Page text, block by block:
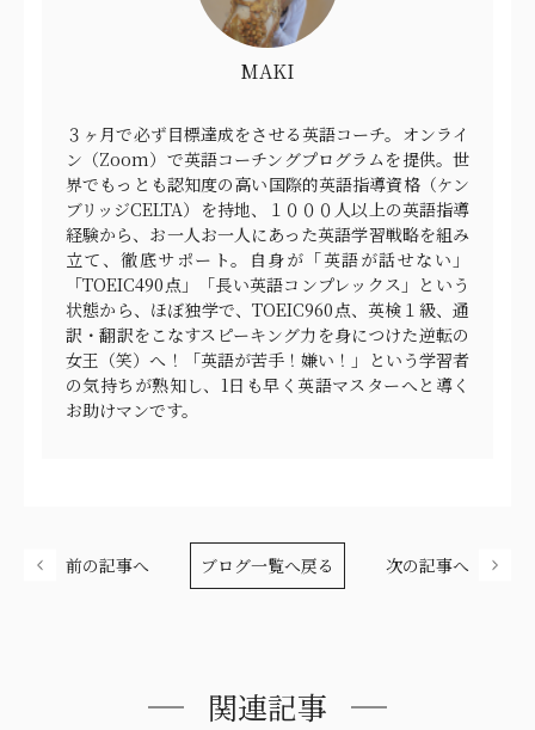
MAKI
３ヶ月で必ず目標達成をさせる英語コーチ。オンライ
ン（Zoom）で英語コーチングプログラムを提供。世
界でもっとも認知度の高い国際的英語指導資格（ケン
ブリッジCELTA）を持地、１０００人以上の英語指導
経験から、お一人お一人にあった英語学習戦略を組み
立て、徹底サポート。自身が「英語が話せない」
「TOEIC490点」「長い英語コンプレックス」という
状態から、ほぼ独学で、TOEIC960点、英検１級、通
訳・翻訳をこなすスピーキング力を身につけた逆転の
女王（笑）へ！「英語が苦手！嫌い！」という学習者
の気持ちが熟知し、1日も早く英語マスターへと導く
お助けマンです。
前の記事へ ブログ一覧へ戻る 次の記事へ
関連記事